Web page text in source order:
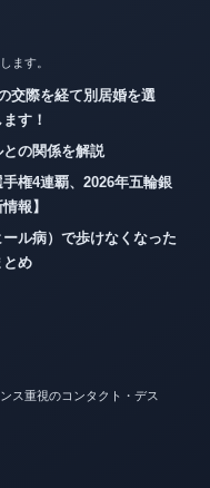
ます。
交際を経て別居婚を選
す！
の関係を解説
権4連覇、2026年五輪銀
報】
ル病）で歩けなくなった
とめ
ス重視のコンタクト・デス